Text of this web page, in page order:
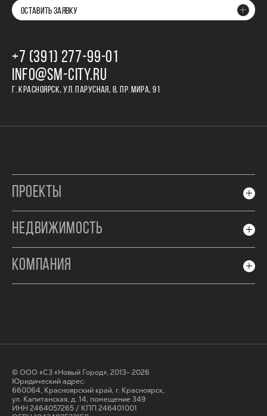
ОСТАВИТЬ ЗАЯВКУ
+7 (391) 277‒99‒01
INFO@SM-CITY.RU
Г. КРАСНОЯРСК, УЛ. ПАРУСНАЯ, 8, ПР. МИРА, 91
ПРОЕКТЫ
НЕДВИЖИМОСТЬ
КОМПАНИЯ
© ООО «СЗ «Новый Город», 2013- 2026
Юридический адрес:
660064, Красноярский край, г. Красноярск,
ул. Капитанская, д. 14, помещение 349
ИНН 2464057265 / КПП 246401001